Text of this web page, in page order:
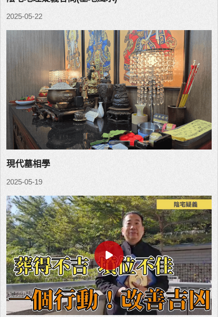
2025-05-22
現代墓相學
2025-05-19